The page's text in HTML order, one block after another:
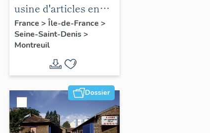
usine d'articles en
caoutchouc
Delasson, puis
Delasson-Dossunet,
les Fils Latex, et
Float on air
France > Île-de-France >
Seine-Saint-Denis>
Montreuil
Dossier